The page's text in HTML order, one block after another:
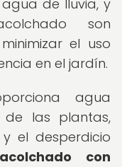
de lluvia, y
son
el uso
en el jardín.
agua
las plantas,
el desperdicio
con